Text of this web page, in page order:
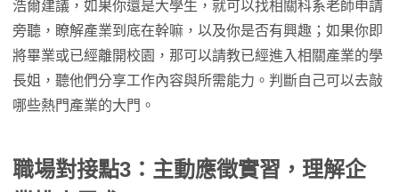
浩爾建議，如果你還是大學生，就可以找相關科系老師申請
旁聽，瞭解產業到底在幹嘛，以及你是否有興趣；如果你即
將畢業或已經離開校園，那可以請教已經進入相關產業的學
長姐，聽他們分享工作內容與所需能力。判斷自己可以去敲
哪些熱門產業的大門。
職場對接點3：主動應徵實習，理解企